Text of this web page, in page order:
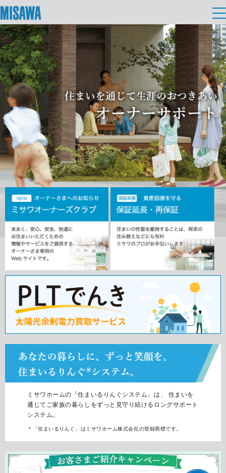
住まい
建てる [注文住宅]
商品ラインアップ
デザイン
テクノロジー（住まいの性能）
建築事例・建築実例
デザイナーズギャラリー
インテリア
住まいづくりガイド
買う
分譲住宅（建売・土地）検索
中古住宅検索
スムストック検索
分譲マンション検索
[MISAWA RELAY]
住まいの売却
土地活用
個人のお客さま
賃貸住宅
賃貸併用住宅
店舗・各種施設
土地活用モデルルーム見学
土地活用実例
法人のお客さま
企業不動産活用（CRE）戦略
社宅建築
医療・介護・子育て・障がい福祉施設
これから土地活用・賃貸経営をご検討の方
土地活用の基礎から長期安定経営を目指すオーナー様まで、賃貸経
営に役立つ多彩な情報を幅広くお届けします。
ホームラウンジ 土地活用・賃貸経営
リフォーム
戸建て・マンション
ミサワリフォームとは
リフォームの流れ
リフォームメニュー
リフォーム事例
事業用
事業用リノベーション
ホテル・旅館リフォーム
リフォーム営業所
これからリフォームをご検討の方
実例動画や基礎知識、収納の工夫など、理想の住まいを叶えるリフ
ォームの具体策とアイデアを豊富にご用意しています。
ホームラウンジ リフォーム
まちづくり
複合開発・投資開発
複合開発事業（ASMACI-アスマチ-）
再開発・官民連携事業
分譲マンション開発事業
収益不動産・投資開発事業
建築再生事業
事業用売買
事業用地・事業用建物
分譲用地
すべてのフィールドに新しい価値をデザインし、持続可能な未来志
向のまちづくりを実現していきます。
オーナーサポート
サポートメニュー
住まいるりんぐ（ロングサポート）
アフターメンテナンス
ミサワリフォーム
ご相談窓口
お客様センター
ホームを結ぶコミュニケーションサイト。お得・便利・安心なコン
テンツや、ミサワホームからの大切なお知らせなど配信していま
企業・IR情報
企業・IR
ニュース
MISAWAについて
ミサワホームグループ
IR情報
SDGs
環境活動
採用情報
新卒者採用
展示場・イベント情報
カタログ請求
住まいのご相談
HOME> オーナーサポート
ミサワホームの「住まいるりんぐシステム」は、
住まいを
通じてご家族の暮らしをずっと見守り続けるロングサポート
システム。
＊「住まいるりんぐ」はミサワホーム株式会社の登録商標です。